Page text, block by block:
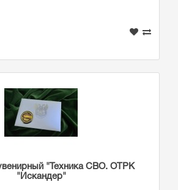
"Техника СВО. ОТРК
"Искандер"